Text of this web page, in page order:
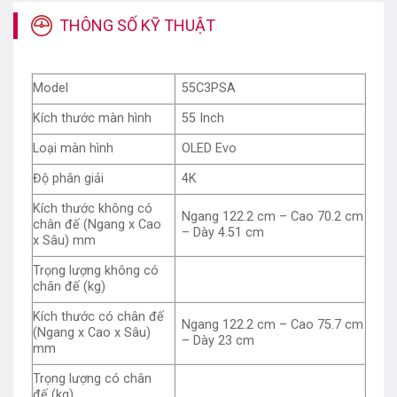
Đây là một siêu phẩm sẽ đem đến cho bạn gia đình
cuốn hút và thoải mái.
Kích thước màn hình
tivi LGlà 55 inch phù hợp để sử
dụng cho những không gian vừa và nhỏ như: Phòng
khách, phòng ngủ, văn phòng, phòng học…
Đặc điểm của LG 55C3PSA OLED 4K 55
Inch
Thiết kế
THÔNG SỐ KỸ THUẬT
Model
55C3PSA
Kích thước màn hình
55 Inch
Loại màn hình
OLED Evo
Độ phân giải
4K
Kích thước không có
chân đế (Ngang x Cao
x Sâu) mm
Ngang 122.2 cm – Cao 70.2 cm
– Dày 4.51 cm
Trọng lượng không có
chân đế (kg)
Kích thước có chân đế
(Ngang x Cao x Sâu)
mm
Ngang 122.2 cm – Cao 75.7 cm
– Dày 23 cm
Trọng lượng có chân